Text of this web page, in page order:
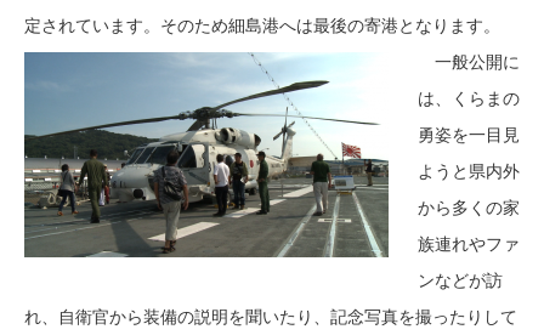
定されています。そのため細島港へは最後の寄港となります。
一般公開に
は、くらまの
勇姿を一目見
ようと県内外
から多くの家
族連れやファ
ンなどが訪
れ、自衛官から装備の説明を聞いたり、記念写真を撮ったりして